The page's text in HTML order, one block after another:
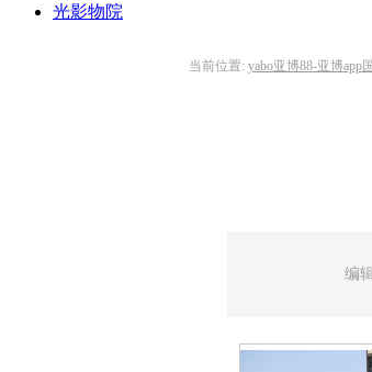
光影物院
当前位置: yabo亚博88-亚博app
编